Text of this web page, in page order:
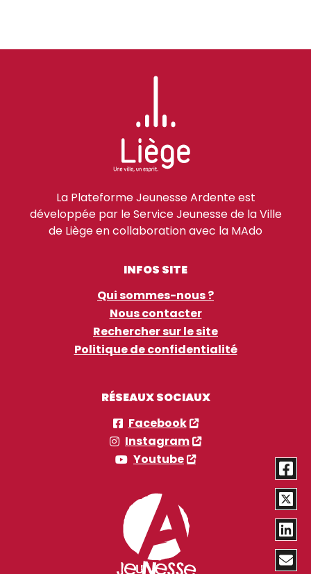
La Plateforme Jeunesse Ardente est
développée par le Service Jeunesse de la Ville
de Liège en collaboration avec la MAdo
INFOS SITE
Qui sommes-nous ?
Nous contacter
Rechercher sur le site
Politique de confidentialité
RÉSEAUX SOCIAUX
Facebook
Instagram
Youtube